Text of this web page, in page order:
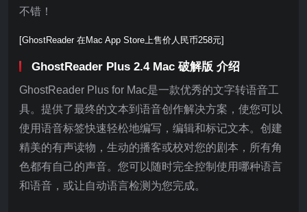
不错！
[GhostReader 在Mac App Store上售价人民币258元]
GhostReader Plus 2.4 Mac 破解版 介绍
GhostReader Plus for Mac是一款优秀的文字转语音工
具。提供了最终的文本到语音创作解决方案，使您可以
使用语音标签快速轻松地编写，编辑和标记文本。创建
精美的有声读物，生动的播客或校对您的剧本，所有角
色都有自己的声音。您可以随时完全控制使用哪种语言
和语音，或让自动语言检测为您完成。